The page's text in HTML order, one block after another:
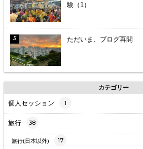
験（1）
ただいま、ブログ再開
カテゴリー
個人セッション 1
旅行 38
旅行(日本以外) 17